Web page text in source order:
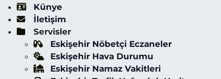
Künye
İletişim
Servisler
Eskişehir Nöbetçi Eczaneler
Eskişehir Hava Durumu
Eskişehir Namaz Vakitleri